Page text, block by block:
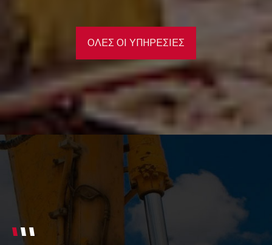
ΟΛΕΣ ΟΙ ΥΠΗΡΕΣΙΕΣ